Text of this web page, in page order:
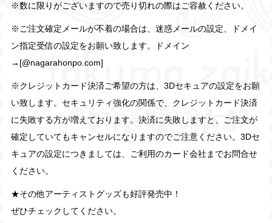
※数に限りがございますので売り切れの際はご容赦ください。
※ご注文確定メールが不着の場合は、迷惑メールの設定、ドメイ
ン指定受信の設定をお願い致します。ドメイン
→[@nagarahonpo.com]
※クレジットカード決済ご希望の方は、3Dセキュアの設定をお願
い致します。セキュリティ強化の関係で、クレジットカード決済
に失敗する方が増えております。決済に失敗しますと、ご注文が
確定していてもキャンセルになりますのでご注意ください。3Dセ
キュアの設定につきましては、ご利用のカード会社までお問合せ
ください。
★その他アーティストグッズも好評発売中！
ぜひチェックしてください。